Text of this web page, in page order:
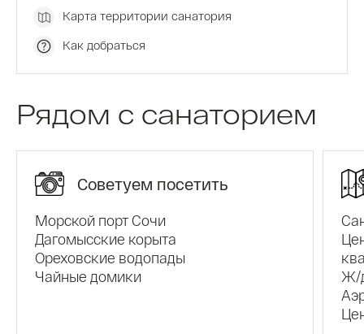
спа-салон, спортзал, организация экскурсий.
зоопарк и аквапарк.
Карта территории санатория
Как добраться
Рядом с санаторием
Советуем посетить
Морской порт Сочи
Дагомысские корыта
Ореховские водопады
Чайные домики
Ж/